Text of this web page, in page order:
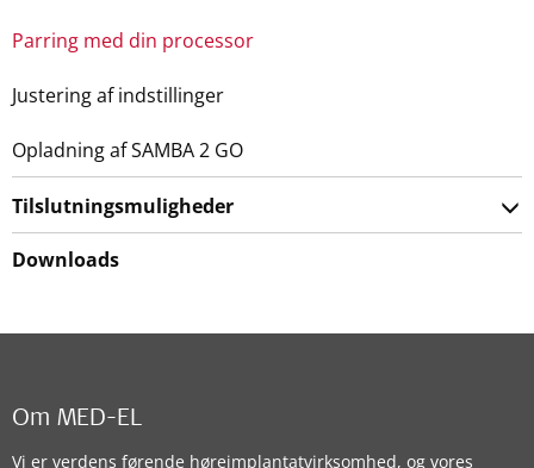
Parring med din processor
Justering af indstillinger
Opladning af SAMBA 2 GO
Tilslutningsmuligheder
Downloads
Om MED-EL
Vi er verdens førende høreimplantatvirksomhed, og vores